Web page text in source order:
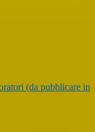
(da pubblicare in